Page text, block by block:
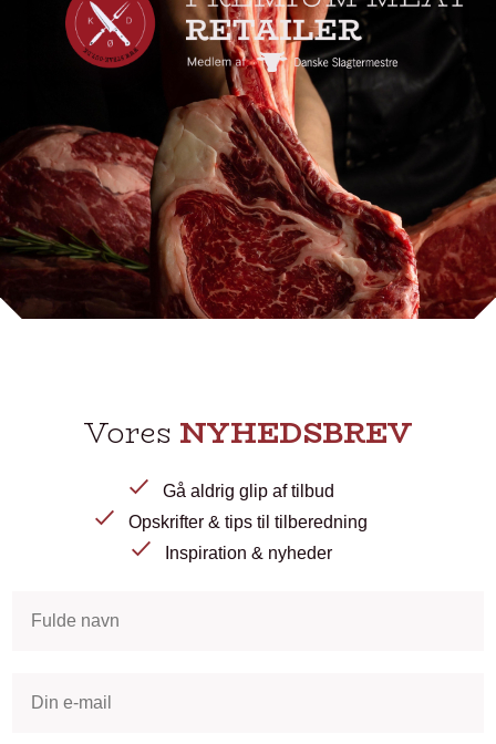
Vores NYHEDSBREV
Gå aldrig glip af tilbud
Opskrifter & tips til tilberedning
Inspiration & nyheder